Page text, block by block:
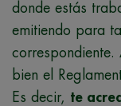
donde estás
emitiendo para
correspondiente.
bien el
Es decir, te